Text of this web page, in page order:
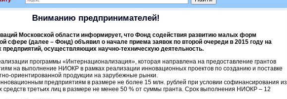
Вниманию предпринимателей!
Московской области информирует, что Фонд содействия развитию малых форм
сфере (далее – Фонд) объявил о начале приема заявок по второй очереди в 2015 году на
осуществляющих научно-техническую деятельность.
программы «Интернационализация», которая направлена на предоставление грантов
на выполнение НИОКР в рамках реализации инновационных проектов по созданию и поставке
ориентированной продукции на зарубежные рынки.
предприятиям в размере не более 15 млн. рублей при условии софинансирования из
средств третьих лиц в размере не менее 50 % от суммы гранта. Срок выполнения НИОКР – 12